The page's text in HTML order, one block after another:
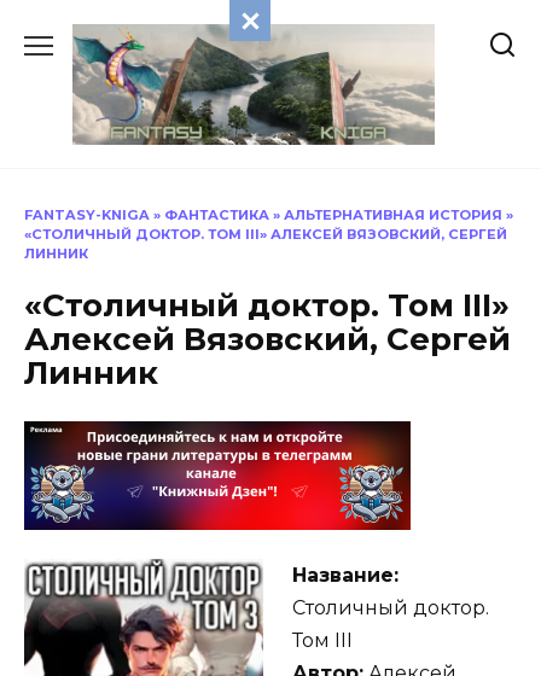
содержанию
FANTASY-KNIGA » ФАНТАСТИКА » АЛЬТЕРНАТИВНАЯ ИСТОРИЯ »
«СТОЛИЧНЫЙ ДОКТОР. ТОМ III» АЛЕКСЕЙ ВЯЗОВСКИЙ, СЕРГЕЙ
ЛИННИК
«Столичный доктор. Том III»
Алексей Вязовский, Сергей
Линник
Название:
Столичный доктор.
Том III